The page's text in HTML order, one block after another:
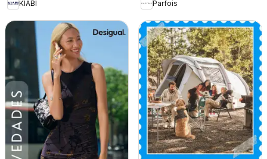
KIABI
Parfois